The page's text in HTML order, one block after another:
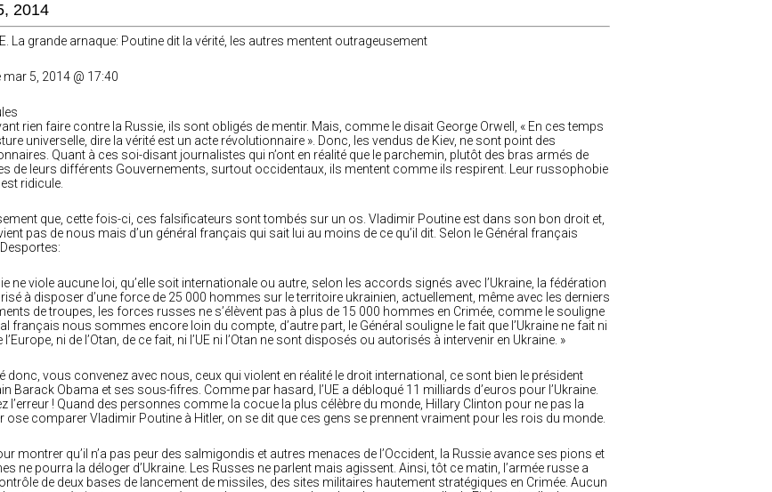
2014
La grande arnaque: Poutine dit la vérité, les autres mentent outrageusement
mar 5, 2014 @ 17:40
rien faire contre la Russie, ils sont obligés de mentir. Mais, comme le disait George Orwell, « En ces temps
universelle, dire la vérité est un acte révolutionnaire ». Donc, les vendus de Kiev, ne sont point des
Quant à ces soi-disant journalistes qui n’ont en réalité que le parchemin, plutôt des bras armés de
de leurs différents Gouvernements, surtout occidentaux, ils mentent comme ils respirent. Leur russophobie
ridicule.
que, cette fois-ci, ces falsificateurs sont tombés sur un os. Vladimir Poutine est dans son bon droit et,
pas de nous mais d’un général français qui sait lui au moins de ce qu’il dit. Selon le Général français
ne viole aucune loi, qu’elle soit internationale ou autre, selon les accords signés avec l’Ukraine, la fédération
à disposer d’une force de 25 000 hommes sur le territoire ukrainien, actuellement, même avec les derniers
de troupes, les forces russes ne s’élèvent pas à plus de 15 000 hommes en Crimée, comme le souligne
français nous sommes encore loin du compte, d’autre part, le Général souligne le fait que l’Ukraine ne fait ni
l’Europe, ni de l’Otan, de ce fait, ni l’UE ni l’Otan ne sont disposés ou autorisés à intervenir en Ukraine. »
donc, vous convenez avec nous, ceux qui violent en réalité le droit international, ce sont bien le président
Barack Obama et ses sous-fifres. Comme par hasard, l’UE a débloqué 11 milliards d’euros pour l’Ukraine.
l’erreur ! Quand des personnes comme la cocue la plus célèbre du monde, Hillary Clinton pour ne pas la
ose comparer Vladimir Poutine à Hitler, on se dit que ces gens se prennent vraiment pour les rois du monde.
montrer qu’il n’a pas peur des salmigondis et autres menaces de l’Occident, la Russie avance ses pions et
ne pourra la déloger d’Ukraine. Les Russes ne parlent mais agissent. Ainsi, tôt ce matin, l’armée russe a
de deux bases de lancement de missiles, des sites militaires hautement stratégiques en Crimée. Aucun